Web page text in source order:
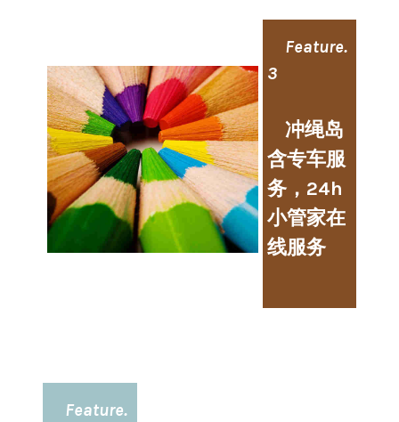
Feature.
3
冲绳岛
含专车服
务，24h
小管家在
线服务
Feature.